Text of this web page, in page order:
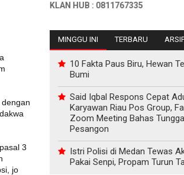
3
jo
IKLAN HUB : 0811767335
MINGGU INI TERBARU
10 Fakta Paus Biru, Hewan
Bumi
Said Iqbal Respons Cepat
Karyawan Riau Pos Group,
Zoom Meeting Bahas
Pesangon
Istri Polisi di Medan Tewas
Pakai Senpi, Propam Turun